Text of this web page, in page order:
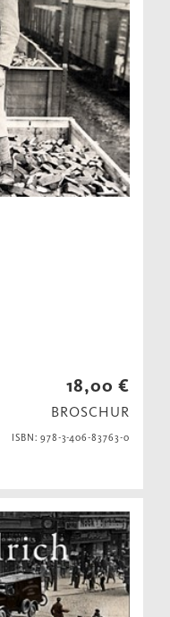
18,00 €
BROSCHUR
ISBN: 978-3-406-83763-0